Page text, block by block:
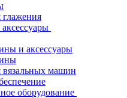
глажения
и аксессуары
вязальных машин
оборудование